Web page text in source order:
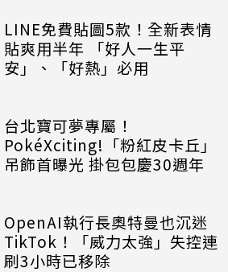
LINE免費貼圖5款！全新表情
貼爽用半年 「好人一生平
安」、「好熱」必用
台北寶可夢專屬！
PokéXciting!「粉紅皮卡丘」
吊飾首曝光 掛包包慶30週年
OpenAI執行長奧特曼也沉迷
TikTok！「威力太強」失控連
刷3小時已移除